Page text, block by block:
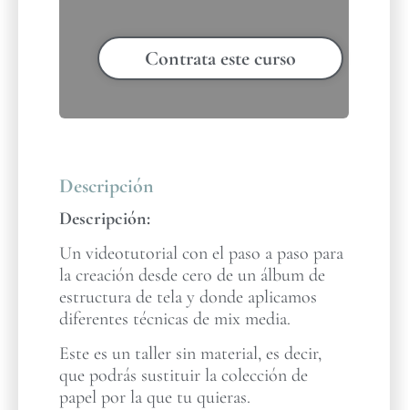
Contrata este curso
Descripción
Descripción:
Un videotutorial con el paso a paso para
la creación desde cero de un álbum de
estructura de tela y donde aplicamos
diferentes técnicas de mix media.
Este es un taller sin material, es decir,
que podrás sustituir la colección de
papel por la que tu quieras.